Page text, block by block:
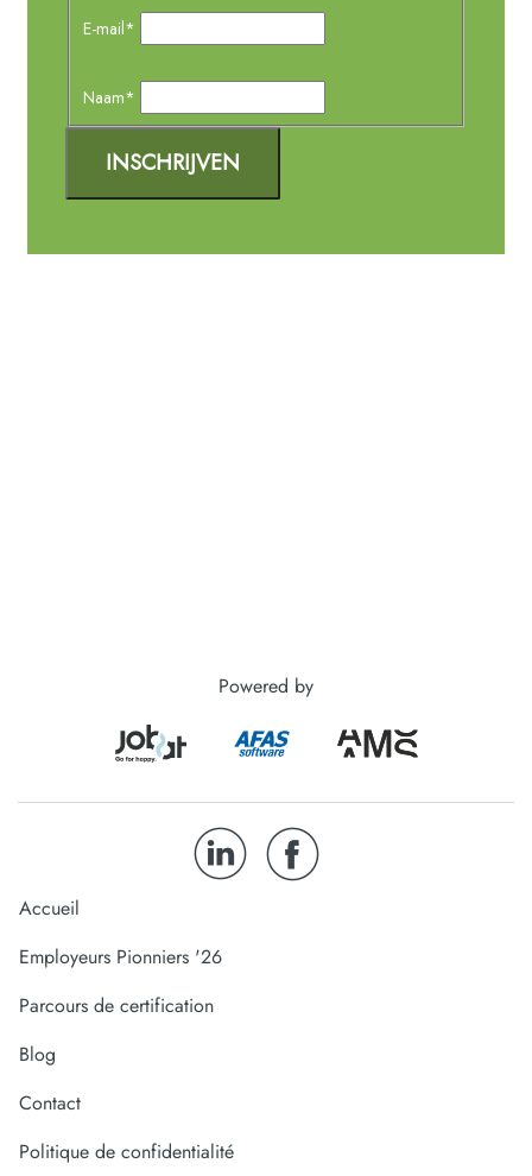
Powered by
Accueil
Employeurs Pionniers '26
Parcours de certification
Blog
Contact
Politique de confidentialité